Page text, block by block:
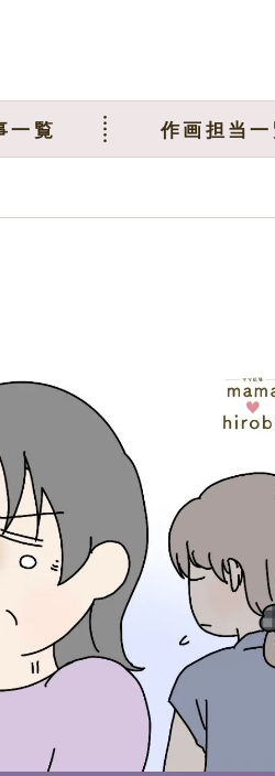
一覧 作画担当一